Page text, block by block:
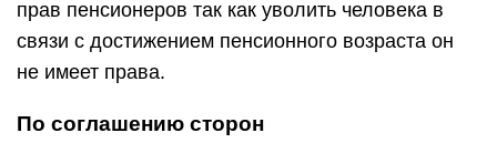
прав пенсионеров так как уволить человека в
связи с достижением пенсионного возраста он
не имеет права.
По соглашению сторон